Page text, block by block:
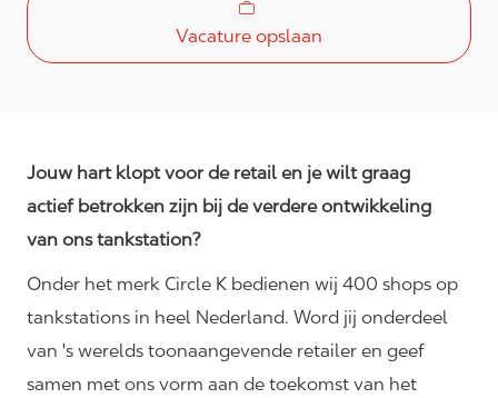
Vacature opslaan
Jouw hart klopt voor de retail en je wilt graag
actief betrokken zijn bij de verdere ontwikkeling
van ons tankstation?
Onder het merk Circle K bedienen wij 400 shops op
tankstations in heel Nederland. Word jij onderdeel
van 's werelds toonaangevende retailer en geef
samen met ons vorm aan de toekomst van het